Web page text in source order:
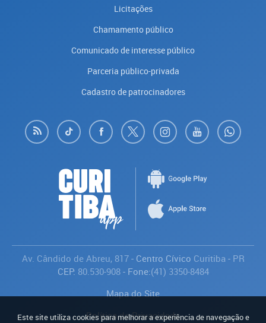
Licitações
Chamamento público
Comunicado de interesse público
Parceria público-privada
Cadastro de patrocinadores
Av. Cândido de Abreu, 817- Centro Cívico Curitiba - PR
CEP: 80.530-908- Fone:(41) 3350-8484
Mapa do Site
Política de Privacidade
Este site utiliza cookies para melhorar a experiência de navegação e